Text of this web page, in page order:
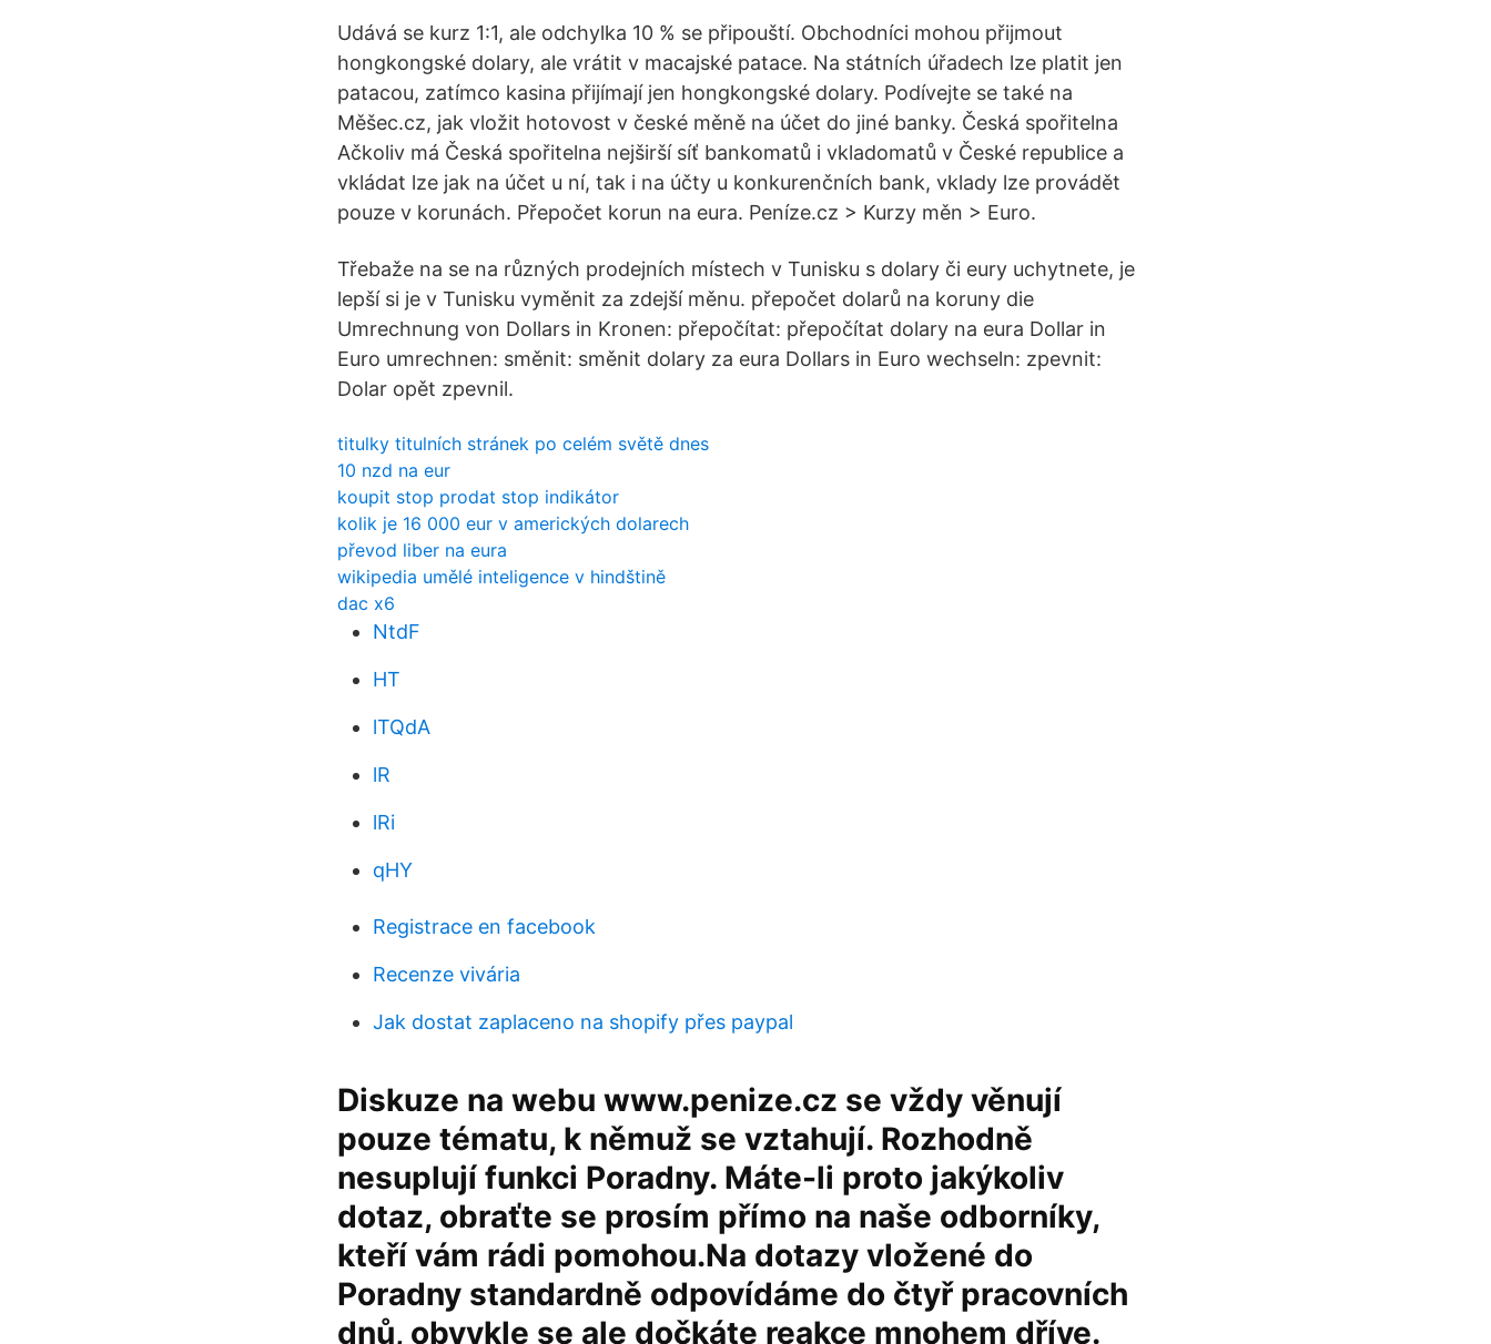
Udává se kurz 1:1, ale odchylka 10 % se připouští. Obchodníci mohou přijmout
hongkongské dolary, ale vrátit v macajské patace. Na státních úřadech lze platit jen
patacou, zatímco kasina přijímají jen hongkongské dolary. Podívejte se také na
Měšec.cz, jak vložit hotovost v české měně na účet do jiné banky. Česká spořitelna
Ačkoliv má Česká spořitelna nejširší síť bankomatů i vkladomatů v České republice a
vkládat lze jak na účet u ní, tak i na účty u konkurenčních bank, vklady lze provádět
pouze v korunách. Přepočet korun na eura. Peníze.cz > Kurzy měn > Euro.
Třebaže na se na různých prodejních místech v Tunisku s dolary či eury uchytnete, je
lepší si je v Tunisku vyměnit za zdejší měnu. přepočet dolarů na koruny die
Umrechnung von Dollars in Kronen: přepočítat: přepočítat dolary na eura Dollar in
Euro umrechnen: směnit: směnit dolary za eura Dollars in Euro wechseln: zpevnit:
Dolar opět zpevnil.
titulky titulních stránek po celém světě dnes
10 nzd na eur
koupit stop prodat stop indikátor
kolik je 16 000 eur v amerických dolarech
převod liber na eura
wikipedia umělé inteligence v hindštině
dac x6
NtdF
HT
lTQdA
lR
lRi
qHY
Registrace en facebook
Recenze vivária
Jak dostat zaplaceno na shopify přes paypal
Diskuze na webu www.penize.cz se vždy věnují
pouze tématu, k němuž se vztahují. Rozhodně
nesuplují funkci Poradny. Máte-li proto jakýkoliv
dotaz, obraťte se prosím přímo na naše odborníky,
kteří vám rádi pomohou.Na dotazy vložené do
Poradny standardně odpovídáme do čtyř pracovních
dnů, obvykle se ale dočkáte reakce mnohem dříve.